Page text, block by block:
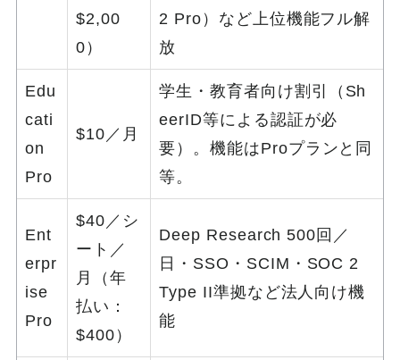
$2,00
0）
2 Pro）など上位機能フル解
放
Edu
cati
on
Pro
$10／月
学生・教育者向け割引（Sh
eerID等による認証が必
要）。機能はProプランと同
等。
Ent
erpr
ise
Pro
$40／シ
ート／
月（年
払い：
$400）
Deep Research 500回／
日・SSO・SCIM・SOC 2
Type II準拠など法人向け機
能